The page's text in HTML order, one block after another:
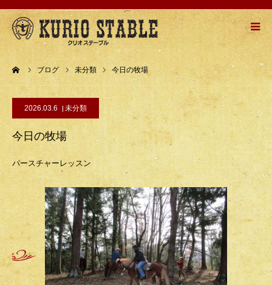
ブログ 未分類 今日の牧場
2026.03.6 未分類
今日の牧場
パースチャーレッスン
牧場紹介
乗馬メニュー
乗馬の流れ
お問い合わせ
アクセスMAP